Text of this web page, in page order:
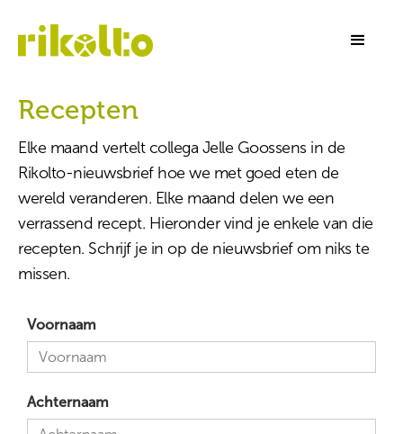
Recepten
Elke maand vertelt collega Jelle Goossens in de
Rikolto-nieuwsbrief hoe we met goed eten de
wereld veranderen. Elke maand delen we een
verrassend recept. Hieronder vind je enkele van die
recepten. Schrijf je in op de nieuwsbrief om niks te
missen.
Voornaam
Achternaam